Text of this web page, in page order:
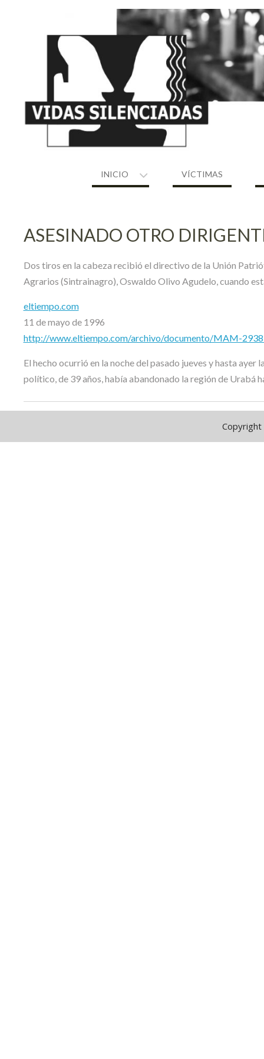
INICIO VÍCTIMAS
ASESINADO OTRO
Dos tiros en la cabeza recibió el directivo de la Unión
Agrarios (Sintrainagro), Oswaldo Olivo Agudelo, cuando
eltiempo.com
11 de mayo de 1996
http://www.eltiempo.com/archivo/documento/MAM-
El hecho ocurrió en la noche del pasado jueves y hasta
político, de 39 años, había abandonado la región de Urabá
Copyright